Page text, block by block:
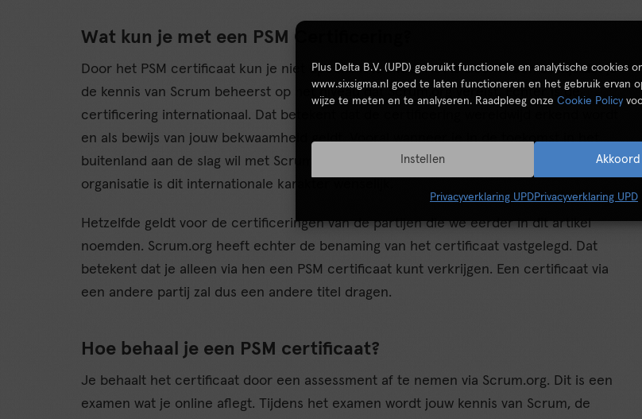
Plus Delta B.V. (UPD) gebruikt functionele en analytische cookies
www.sixsigma.nl goed te laten functioneren en het gebruik ervan
wijze te meten en te analyseren. Raadpleeg onze Cookie Policy
Instellen
Privacyverklaring UPDPrivacyverklaring UPD
Wat kun je met een PSM Certificering?
Door het PSM certificaat kun je niet opeens iets extra. Het is slechts een bewijs dat je
de kennis van Scrum beheerst op het niveau dat Scrum.org vereist. Echter is de
certificering internationaal. Dat betekent dat de certificering wereldwijd erkend wordt
en als bewijs van jouw bekwaamheid geldt. Vooral wanneer je in de toekomst in het
buitenland aan de slag wil met Scrum of Agile, of als je werkt bij een internationale
organisatie is dit internationale karakter wenselijk.
Hetzelfde geldt voor de certificeringen van de partijen die we eerder in dit artikel
noemden. Scrum.org heeft echter de benaming van het certificaat vastgelegd. Dat
betekent dat je alleen via hen een PSM certificaat kunt verkrijgen. Een certificaat via
een andere partij zal dus een andere titel dragen.
Hoe behaal je een PSM certificaat?
Je behaalt het certificaat door een assessment af te nemen via Scrum.org. Dit is een
examen wat je online aflegt. Tijdens het examen wordt jouw kennis van Scrum, de